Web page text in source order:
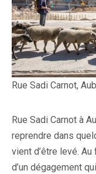
Rue Sadi Carnot,
Rue Sadi Carnot à
reprendre dans
vient d’être levé.
d’un dégagement